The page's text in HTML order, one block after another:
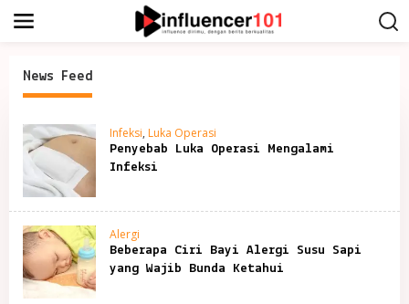
News Feed
n
f
e
e
r
1
0
Infeksi, Luka Operasi
Penyebab Luka Operasi Mengalami
Infeksi
Alergi
Beberapa Ciri Bayi Alergi Susu Sapi
yang Wajib Bunda Ketahui